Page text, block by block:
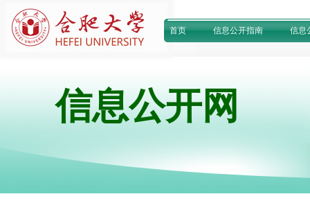
首页 信息公开指南 信息
信息公开网